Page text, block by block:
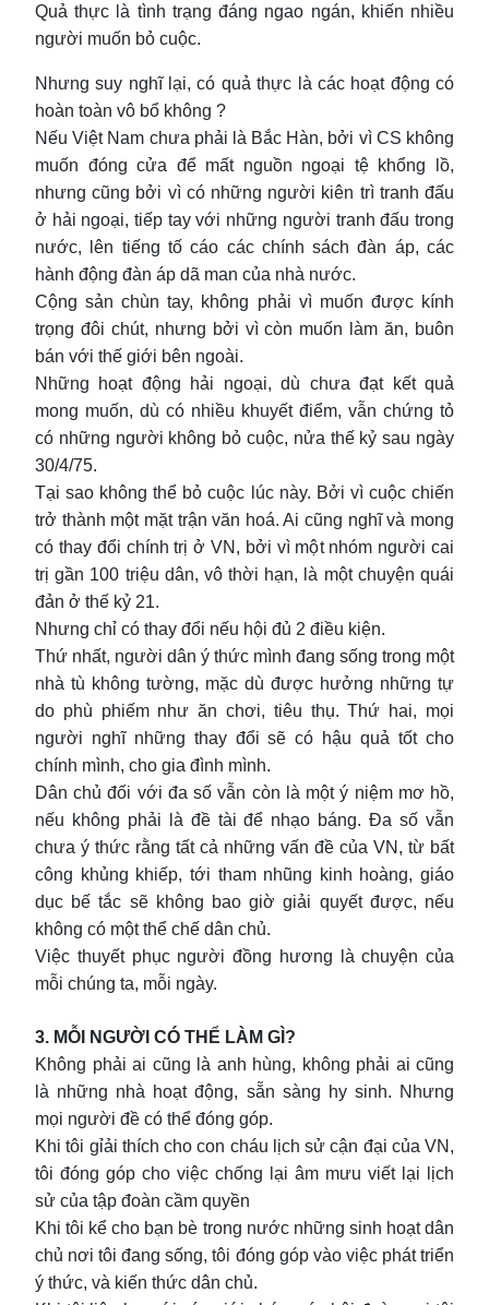
Quả thực là tình trạng đáng ngao ngán, khiến nhiều
người muốn bỏ cuộc.
Nhưng suy nghĩ lại, có quả thực là các hoạt động có
hoàn toàn vô bổ không ?
Nếu Việt Nam chưa phải là Bắc Hàn, bởi vì CS không
muốn đóng cửa để mất nguồn ngoại tệ khổng lồ,
nhưng cũng bởi vì có những người kiên trì tranh đấu
ở hải ngoại, tiếp tay với những người tranh đấu trong
nước, lên tiếng tố cáo các chính sách đàn áp, các
hành động đàn áp dã man của nhà nước.
Cộng sản chùn tay, không phải vì muốn được kính
trọng đôi chút, nhưng bởi vì còn muốn làm ăn, buôn
bán với thế giới bên ngoài.
Những hoạt động hải ngoại, dù chưa đạt kết quả
mong muốn, dù có nhiều khuyết điểm, vẫn chứng tỏ
có những người không bỏ cuộc, nửa thế kỷ sau ngày
30/4/75.
Tại sao không thể bỏ cuộc lúc này. Bởi vì cuộc chiến
trở thành một mặt trận văn hoá. Ai cũng nghĩ và mong
có thay đổi chính trị ở VN, bởi vì một nhóm người cai
trị gần 100 triệu dân, vô thời hạn, là một chuyện quái
đản ở thế kỷ 21.
Nhưng chỉ có thay đổi nếu hội đủ 2 điều kiện.
Thứ nhất, người dân ý thức mình đang sống trong một
nhà tù không tường, mặc dù được hưởng những tự
do phù phiếm như ăn chơi, tiêu thụ. Thứ hai, mọi
người nghĩ những thay đổi sẽ có hậu quả tốt cho
chính mình, cho gia đình mình.
Dân chủ đối với đa số vẫn còn là một ý niệm mơ hồ,
nếu không phải là đề tài để nhạo báng. Đa số vẫn
chưa ý thức rằng tất cả những vấn đề của VN, từ bất
công khủng khiếp, tới tham nhũng kinh hoàng, giáo
dục bế tắc sẽ không bao giờ giải quyết được, nếu
không có một thể chế dân chủ.
Việc thuyết phục người đồng hương là chuyện của
mỗi chúng ta, mỗi ngày.
3. MỖI NGƯỜI CÓ THỂ LÀM GÌ?
Không phải ai cũng là anh hùng, không phải ai cũng
là những nhà hoạt động, sẵn sàng hy sinh. Nhưng
mọi người đề có thể đóng góp.
Khi tôi gỉải thích cho con cháu lịch sử cận đại của VN,
tôi đóng góp cho việc chống lại âm mưu viết lại lịch
sử của tập đoàn cầm quyền
Khi tôi kể cho bạn bè trong nước những sinh hoạt dân
chủ nơi tôi đang sống, tôi đóng góp vào việc phát triển
ý thức, và kiến thức dân chủ.